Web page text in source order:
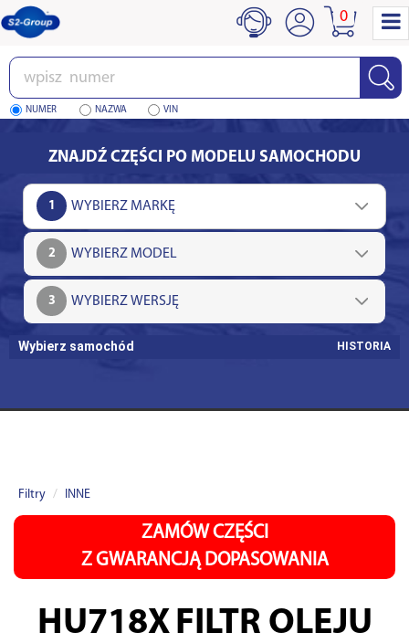
Wpisz
numer
NUMER NAZWA VIN
0
ZNAJDŹ CZĘŚCI PO MODELU SAMOCHODU
1
2
3
Wybierz samochód HISTORIA
Filtry INNE
ZAMÓW CZĘŚCI
Z GWARANCJĄ DOPASOWANIA
HU718X FILTR OLEJU